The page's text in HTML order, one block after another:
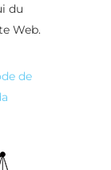
du
Web.
de